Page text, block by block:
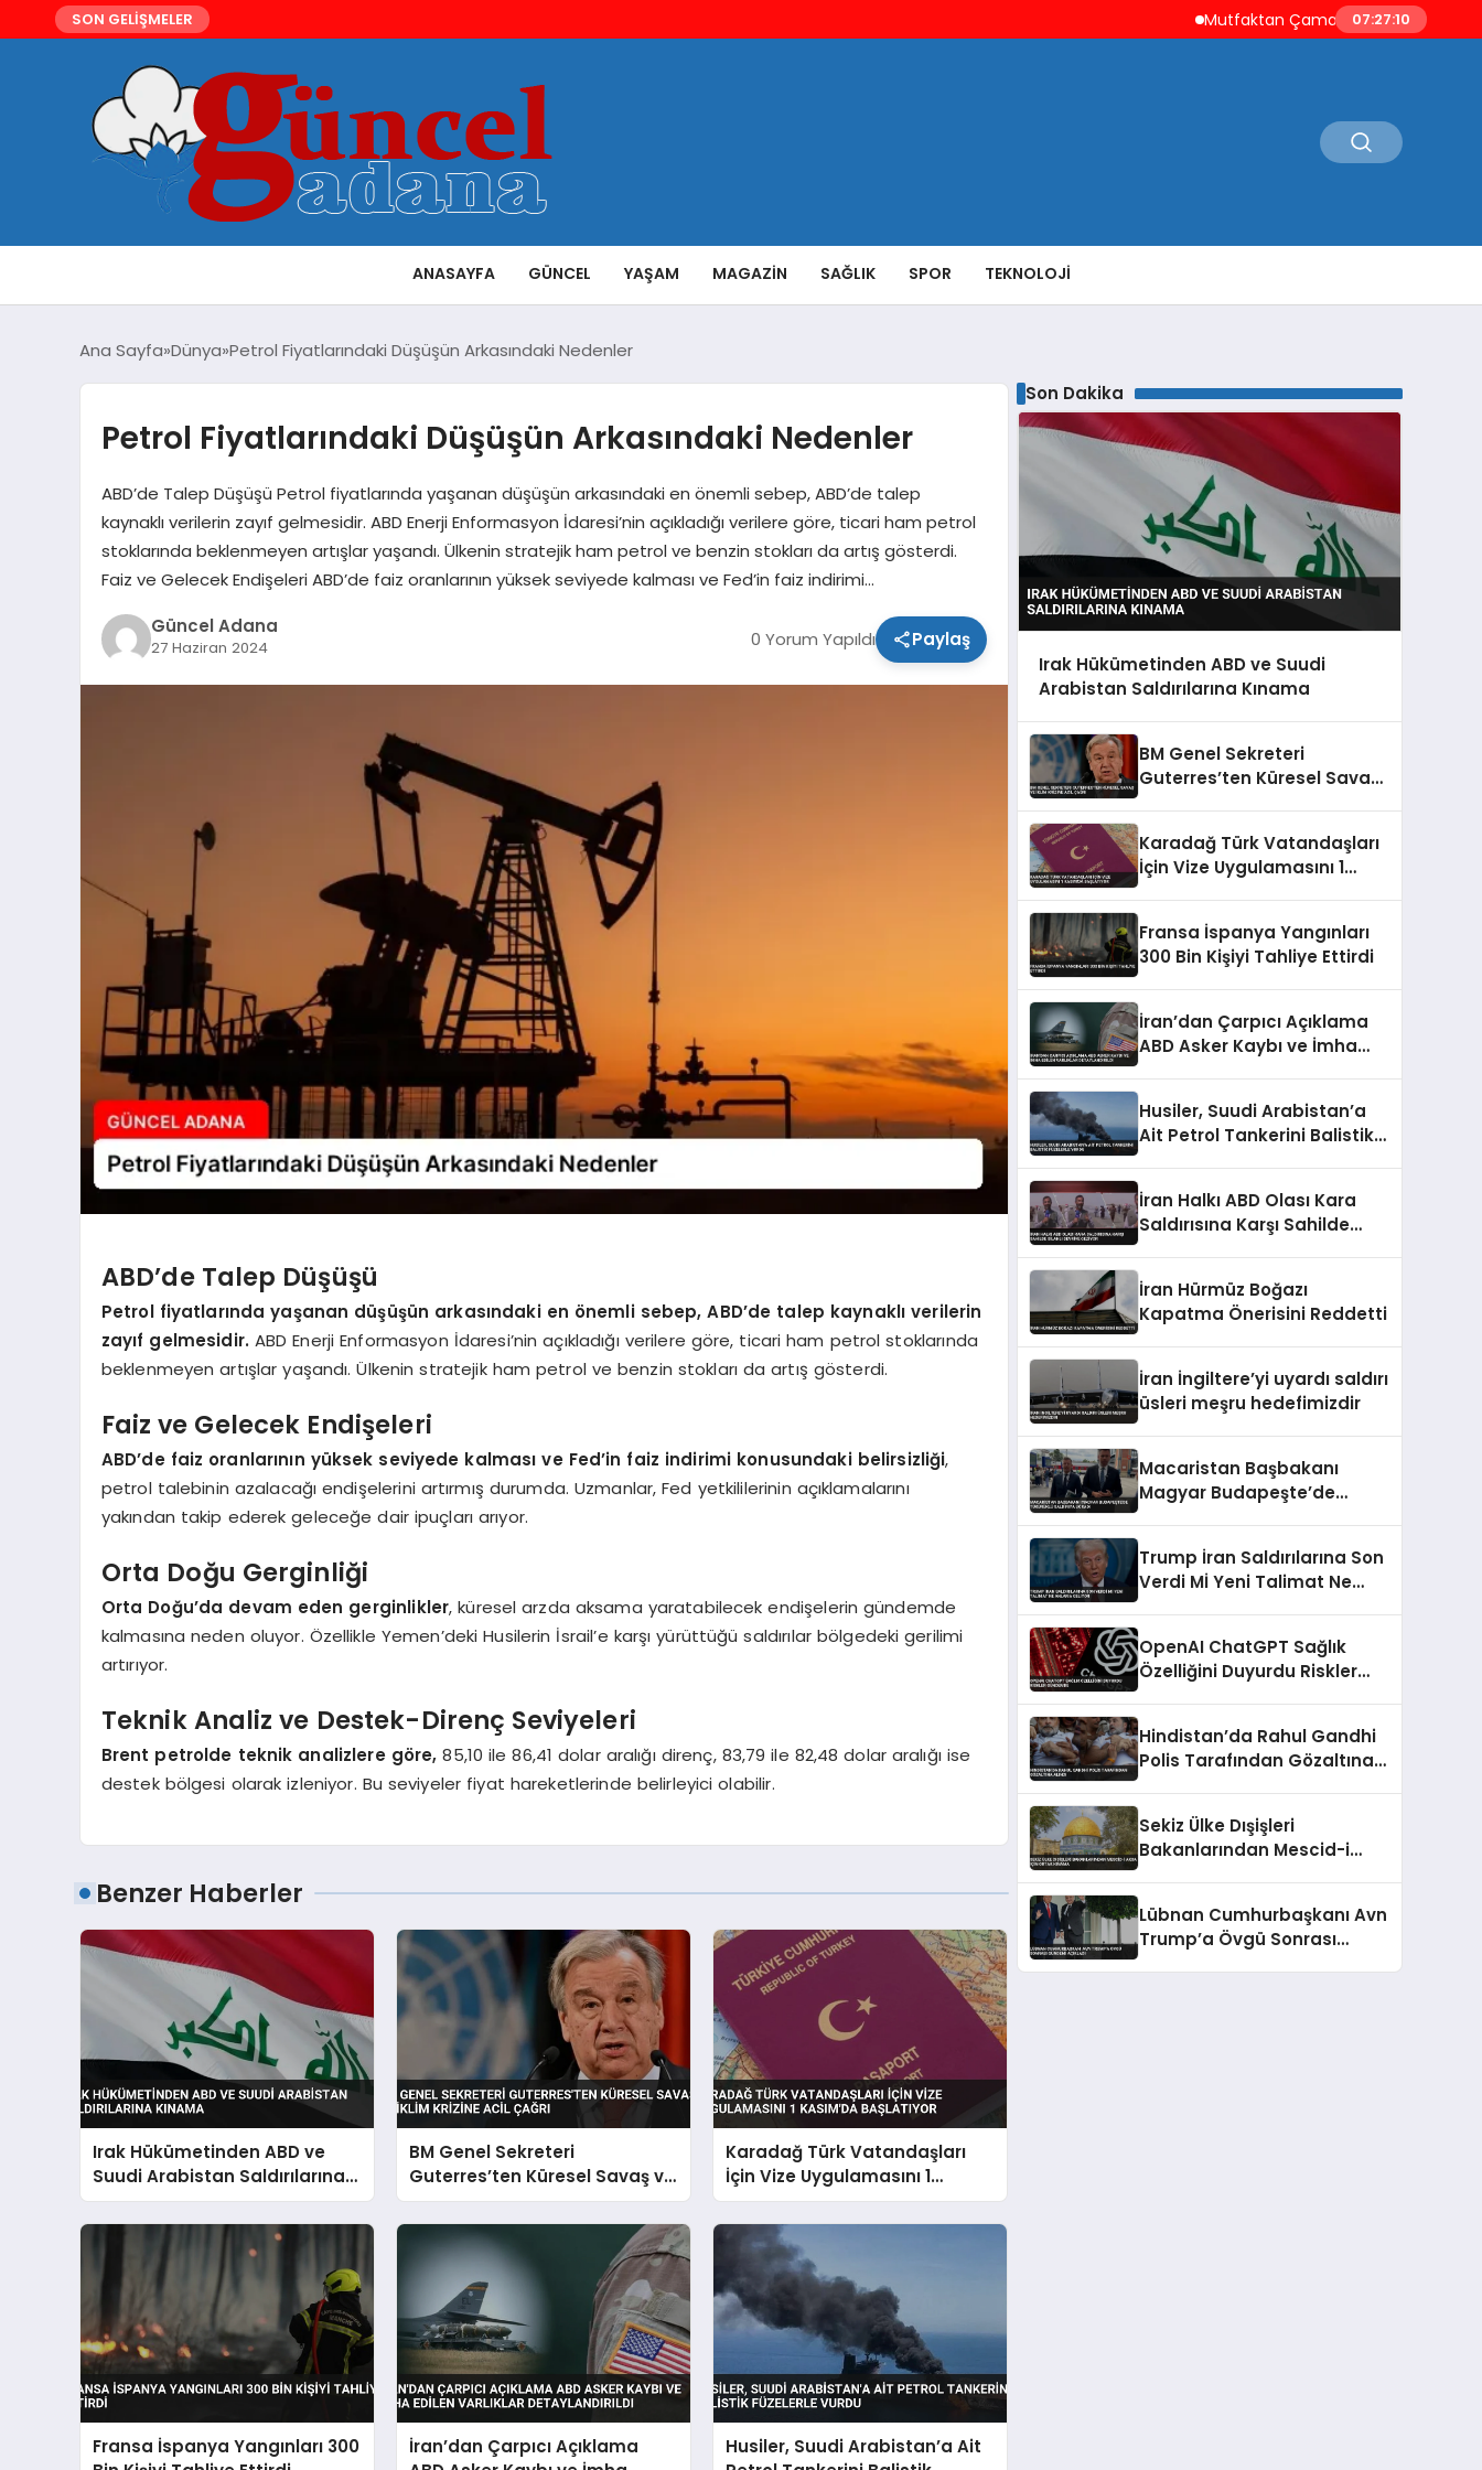
SON GELİŞMELER Mutfaktan Çamaşır Odasına Evin
07:27:11
ANASAYFA GÜNCEL YAŞAM MAGAZIN SAĞLIK SPOR TEKNOLOJI
Ana Sayfa Dünya Petrol Fiyatlarındaki Düşüşün Arkasındaki Nedenler
Petrol Fiyatlarındaki Düşüşün Arkasındaki Nedenler
ABD’de Talep Düşüşü Petrol fiyatlarında yaşanan düşüşün arkasındaki en önemli sebep, ABD’de talep
kaynaklı verilerin zayıf gelmesidir. ABD Enerji Enformasyon İdaresi’nin açıkladığı verilere göre, ticari ham petrol
stoklarında beklenmeyen artışlar yaşandı. Ülkenin stratejik ham petrol ve benzin stokları da artış gösterdi.
Faiz ve Gelecek Endişeleri ABD’de faiz oranlarının yüksek seviyede kalması ve Fed’in faiz indirimi…
Güncel Adana
27 Haziran 2024 0 Yorum Yapıldı Paylaş
ABD’de Talep Düşüşü
Petrol fiyatlarında yaşanan düşüşün arkasındaki en önemli sebep, ABD’de talep kaynaklı verilerin
zayıf gelmesidir. ABD Enerji Enformasyon İdaresi’nin açıkladığı verilere göre, ticari ham petrol stoklarında
beklenmeyen artışlar yaşandı. Ülkenin stratejik ham petrol ve benzin stokları da artış gösterdi.
Faiz ve Gelecek Endişeleri
ABD’de faiz oranlarının yüksek seviyede kalması ve Fed’in faiz indirimi konusundaki belirsizliği,
petrol talebinin azalacağı endişelerini artırmış durumda. Uzmanlar, Fed yetkililerinin açıklamalarını
yakından takip ederek geleceğe dair ipuçları arıyor.
Orta Doğu Gerginliği
Orta Doğu’da devam eden gerginlikler, küresel arzda aksama yaratabilecek endişelerin gündemde
kalmasına neden oluyor. Özellikle Yemen’deki Husilerin İsrail’e karşı yürüttüğü saldırılar bölgedeki gerilimi
artırıyor.
Teknik Analiz ve Destek-Direnç Seviyeleri
Brent petrolde teknik analizlere göre, 85,10 ile 86,41 dolar aralığı direnç, 83,79 ile 82,48 dolar aralığı ise
destek bölgesi olarak izleniyor. Bu seviyeler fiyat hareketlerinde belirleyici olabilir.
Benzer Haberler
Irak Hükümetinden ABD ve
Suudi Arabistan Saldırılarına
Kınama
BM Genel Sekreteri
Guterres’ten Küresel Savaş ve
İklim Krizine Acil Çağrı
Karadağ Türk Vatandaşları
İçin Vize Uygulamasını 1
Kasım’da Başlatıyor
Fransa İspanya Yangınları 300
İran’dan Çarpıcı Açıklama
Husiler, Suudi Arabistan’a Ait
Son Dakika
Irak Hükümetinden ABD ve Suudi
Arabistan Saldırılarına Kınama
BM Genel Sekreteri
Guterres’ten Küresel Savaş
Karadağ Türk Vatandaşları
İçin Vize Uygulamasını 1
Fransa İspanya Yangınları
300 Bin Kişiyi Tahliye Ettirdi
İran’dan Çarpıcı Açıklama
ABD Asker Kaybı ve İmha
Husiler, Suudi Arabistan’a
Ait Petrol Tankerini Balistik
İran Halkı ABD Olası Kara
Saldırısına Karşı Sahilde
İran Hürmüz Boğazı
Kapatma Önerisini Reddetti
İran İngiltere’yi uyardı saldırı
üsleri meşru hedefimizdir
Macaristan Başbakanı
Magyar Budapeşte’de
Trump İran Saldırılarına Son
Verdi Mİ Yeni Talimat Ne
OpenAI ChatGPT Sağlık
Özelliğini Duyurdu Riskler
Hindistan’da Rahul Gandhi
Polis Tarafından Gözaltına
Sekiz Ülke Dışişleri
Bakanlarından Mescid-i
Lübnan Cumhurbaşkanı Avn
Trump’a Övgü Sonrası